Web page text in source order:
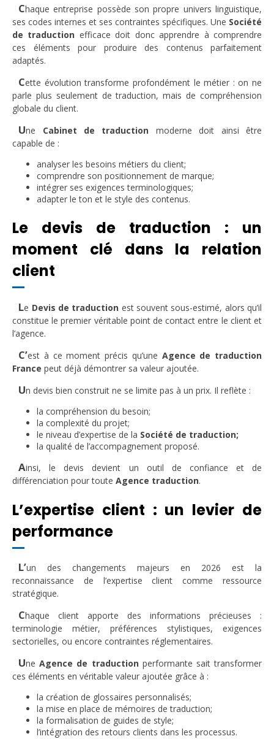
Chaque entreprise possède son propre univers linguistique,
ses codes internes et ses contraintes spécifiques. Une Société
de traduction efficace doit donc apprendre à comprendre
ces éléments pour produire des contenus parfaitement
adaptés.
Cette évolution transforme profondément le métier : on ne
parle plus seulement de traduction, mais de compréhension
globale du client.
Une Cabinet de traduction moderne doit ainsi être
capable de :
analyser les besoins métiers du client;
comprendre son positionnement de marque;
intégrer ses exigences terminologiques;
adapter le ton et le style des contenus.
Le devis de traduction : un
moment clé dans la relation
client
Le Devis de traduction est souvent sous-estimé, alors qu’il
constitue le premier véritable point de contact entre le client et
l’agence.
C’est à ce moment précis qu’une Agence de traduction
France peut déjà démontrer sa valeur ajoutée.
Un devis bien construit ne se limite pas à un prix. Il reflète :
la compréhension du besoin;
la complexité du projet;
le niveau d’expertise de la Société de traduction;
la qualité de l’accompagnement proposé.
Ainsi, le devis devient un outil de confiance et de
différenciation pour toute Agence traduction.
L’expertise client : un levier de
performance
L’un des changements majeurs en 2026 est la
reconnaissance de l’expertise client comme ressource
stratégique.
Chaque client apporte des informations précieuses :
terminologie métier, préférences stylistiques, exigences
sectorielles, ou encore contraintes réglementaires.
UneAgence de traductionperformante sait transformer
ces éléments en véritable valeur ajoutée grâce à :
la création de glossaires personnalisés;
la mise en place de mémoires de traduction;
la formalisation de guides de style;
l’intégration des retours clients dans les processus.